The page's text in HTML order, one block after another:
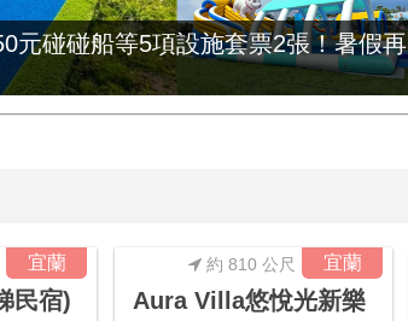
碰碰船等5項設施套票2張！暑假再
宜蘭
民宿)
宜蘭
約 810 公尺
Aura Villa悠悅光新樂